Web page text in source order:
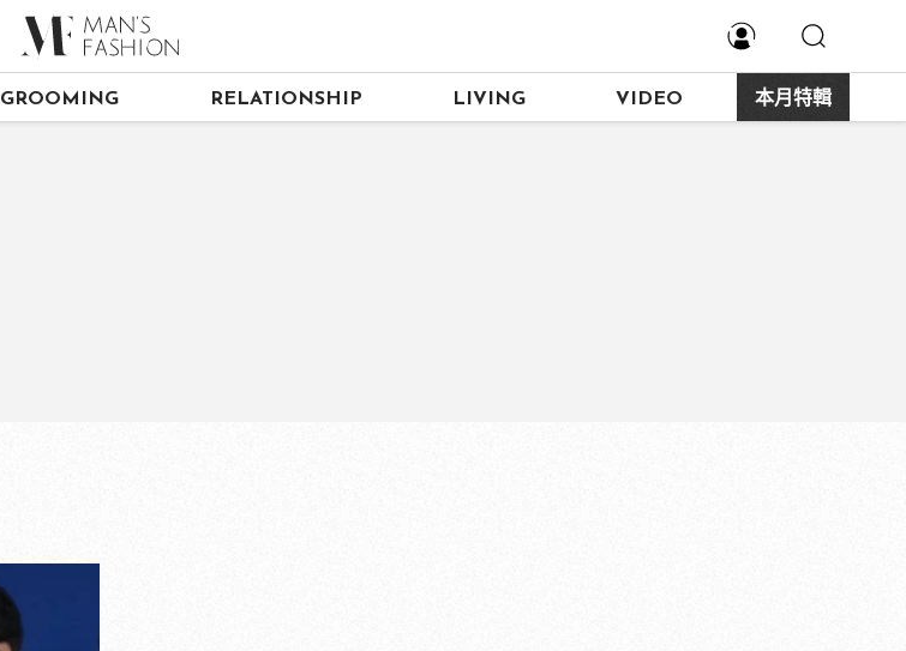
GROOMING RELATIONSHIP LIVING VIDEO 本月特輯